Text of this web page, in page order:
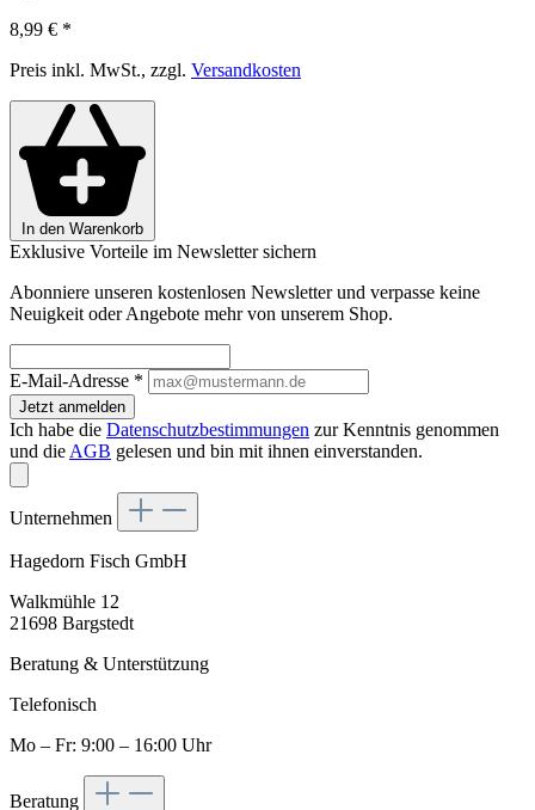
8,99 € *
Preis inkl. MwSt., zzgl. Versandkosten
In den Warenkorb
Exklusive Vorteile im Newsletter sichern
Abonniere unseren kostenlosen Newsletter und verpasse keine
Neuigkeit oder Angebote mehr von unserem Shop.
E-Mail-Adresse *
Jetzt anmelden
Ich habe die Datenschutzbestimmungen zur Kenntnis genommen
und die AGB gelesen und bin mit ihnen einverstanden.
Unternehmen
Hagedorn Fisch GmbH
Walkmühle 12
21698 Bargstedt
Beratung & Unterstützung
Telefonisch
Mo – Fr: 9:00 – 16:00 Uhr
Beratung